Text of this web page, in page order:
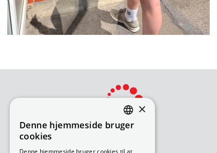
DANISH
×
Denne hjemmeside bruger
cookies
Denne hjemmeside bruger cookies til at